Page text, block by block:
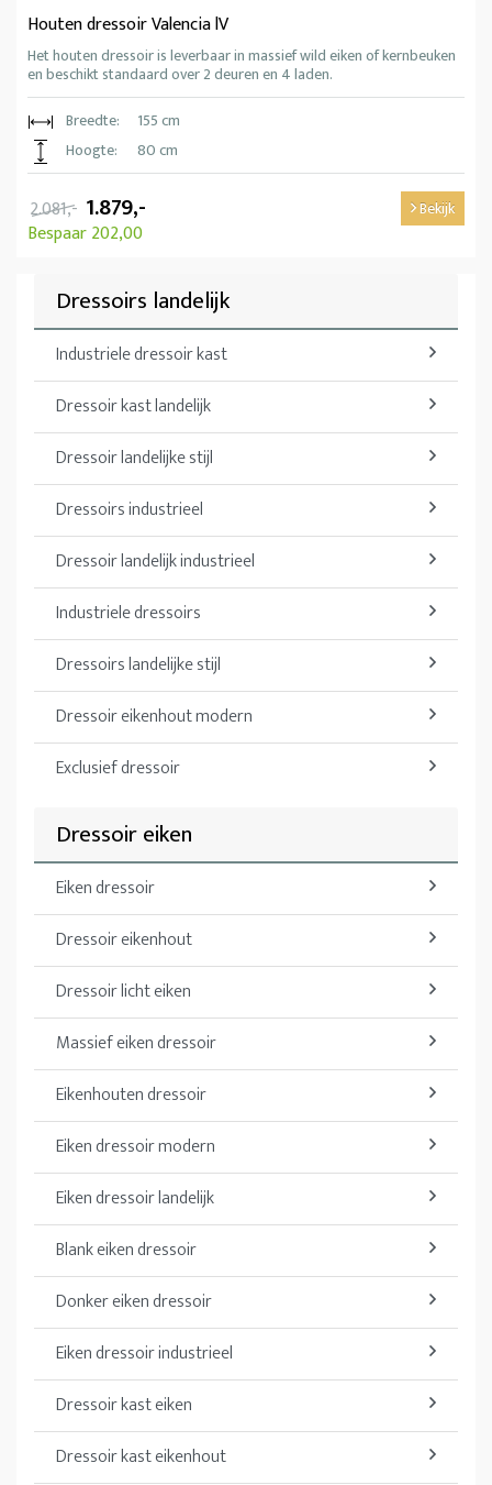
Houten dressoir Valencia lV
Het houten dressoir is leverbaar in massief wild eiken of kernbeuken
en beschikt standaard over 2 deuren en 4 laden.
Breedte:
155 cm
Hoogte:
80 cm
2.081,- 1.879,-
Bespaar 202,00
Bekijk
Dressoirs landelijk
Industriele dressoir kast
Dressoir kast landelijk
Dressoir landelijke stijl
Dressoirs industrieel
Dressoir landelijk industrieel
Industriele dressoirs
Dressoirs landelijke stijl
Dressoir eikenhout modern
Exclusief dressoir
Dressoir eiken
Eiken dressoir
Dressoir eikenhout
Dressoir licht eiken
Massief eiken dressoir
Eikenhouten dressoir
Eiken dressoir modern
Eiken dressoir landelijk
Blank eiken dressoir
Donker eiken dressoir
Eiken dressoir industrieel
Dressoir kast eiken
Dressoir kast eikenhout